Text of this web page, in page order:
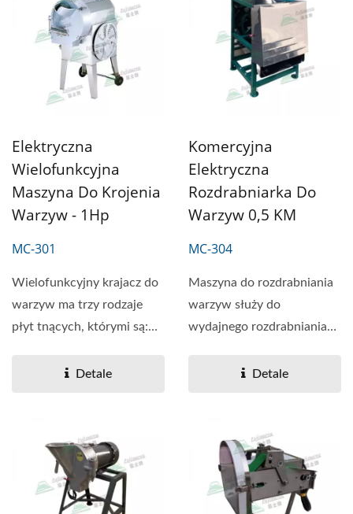
Elektryczna
Wielofunkcyjna
Maszyna Do Krojenia
Warzyw - 1Hp
MC-301
Wielofunkcyjny krajacz do
warzyw ma trzy rodzaje
płyt tnących, którymi są:
Detale
Komercyjna
Elektryczna
Rozdrabniarka Do
Warzyw 0,5 KM
MC-304
Maszyna do rozdrabniania
warzyw służy do
wydajnego rozdrabniania
znajduje...
Detale